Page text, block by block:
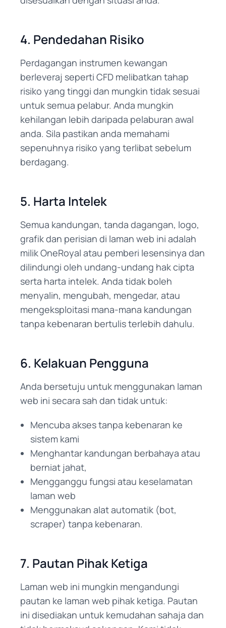
4. Pendedahan Risiko
Perdagangan instrumen kewangan
berleveraj seperti CFD melibatkan tahap
risiko yang tinggi dan mungkin tidak sesuai
untuk semua pelabur. Anda mungkin
kehilangan lebih daripada pelaburan awal
anda. Sila pastikan anda memahami
sepenuhnya risiko yang terlibat sebelum
berdagang.
5. Harta Intelek
Semua kandungan, tanda dagangan, logo,
grafik dan perisian di laman web ini adalah
milik OneRoyal atau pemberi lesensinya dan
dilindungi oleh undang-undang hak cipta
serta harta intelek. Anda tidak boleh
menyalin, mengubah, mengedar, atau
mengeksploitasi mana-mana kandungan
tanpa kebenaran bertulis terlebih dahulu.
6. Kelakuan Pengguna
Anda bersetuju untuk menggunakan laman
web ini secara sah dan tidak untuk:
Mencuba akses tanpa kebenaran ke
sistem kami
Menghantar kandungan berbahaya atau
berniat jahat,
Mengganggu fungsi atau keselamatan
laman web
Menggunakan alat automatik (bot,
scraper) tanpa kebenaran.
7. Pautan Pihak Ketiga
Laman web ini mungkin mengandungi
pautan ke laman web pihak ketiga. Pautan
ini disediakan untuk kemudahan sahaja dan